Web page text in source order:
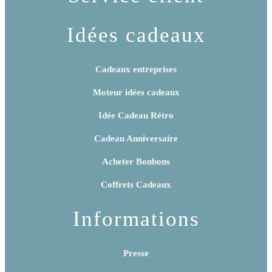
Idées cadeaux
Cadeaux entreprises
Moteur idées cadeaux
Idée Cadeau Rétro
Cadeau Anniversaire
Acheter Bonbons
Coffrets Cadeaux
Informations
Presse